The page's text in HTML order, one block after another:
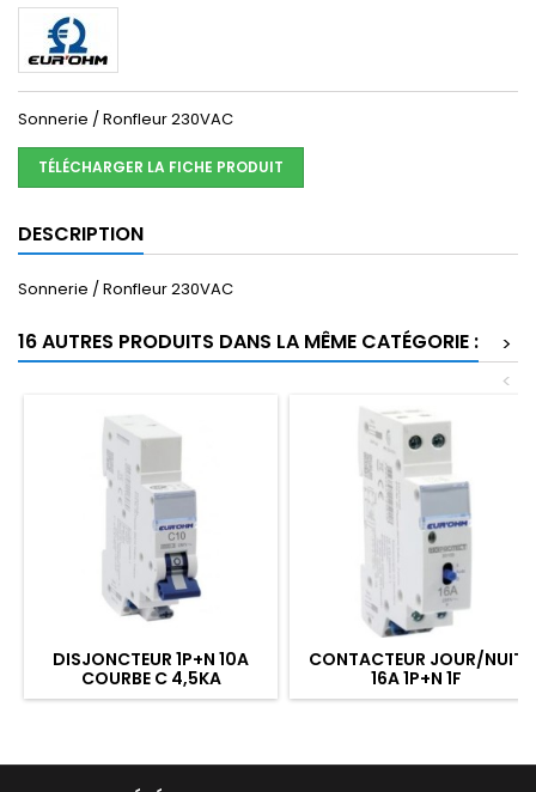
Sonnerie / Ronfleur 230VAC
TÉLÉCHARGER LA FICHE PRODUIT
DESCRIPTION
Sonnerie / Ronfleur 230VAC
16 AUTRES PRODUITS DANS LA MÊME CATÉGORIE :
>
<
DISJONCTEUR 1P+N 10A
COURBE C 4,5KA
CONTACTEUR JOUR/NUIT
16A 1P+N 1F